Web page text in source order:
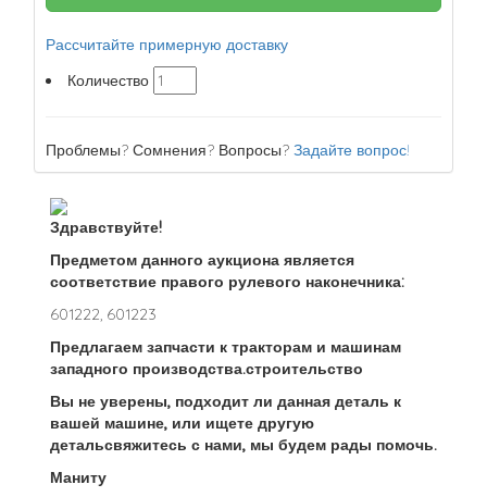
Рассчитайте примерную доставку
Количество
Проблемы? Сомнения? Вопросы? Задайте вопрос!
Здравствуйте!
Предметом данного аукциона является
соответствие правого рулевого наконечника:
601222, 601223
Предлагаем запчасти к тракторам и машинам
западного производства.строительство
Вы не уверены, подходит ли данная деталь к
вашей машине, или ищете другую
детальсвяжитесь с нами, мы будем рады помочь.
Маниту